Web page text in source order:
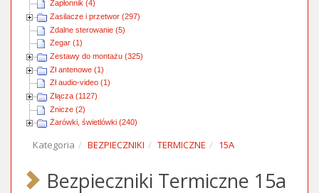
Zapłonnik (4)
Zasilacze i przetwor (297)
Zdalne sterowanie (5)
Zegar (1)
Zestawy do montażu (325)
Zł antenowe (1)
Zł audio-video (1)
Złącza (1127)
Znicze (2)
Żarówki, świetlówki (240)
Kategoria BEZPIECZNIKI TERMICZNE 15A
Bezpieczniki Termiczne 15a